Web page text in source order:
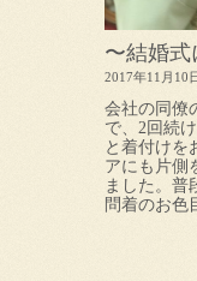
〜結婚式
2017年11月10
会社の同僚
で、2回続
と着付けを
アにも片側
ました。普
問着のお色